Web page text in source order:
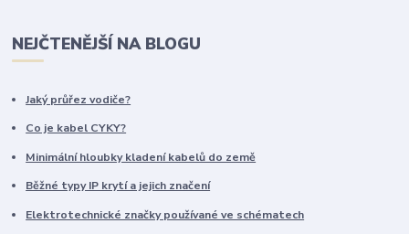
NEJČTENĚJŠÍ NA BLOGU
Jaký průřez vodiče?
Co je kabel CYKY?
Minimální hloubky kladení kabelů do země
Běžné typy IP krytí a jejich značení
Elektrotechnické značky používané ve schématech